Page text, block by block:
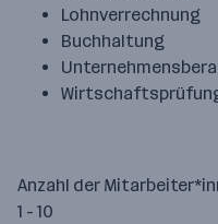
Lohnverrechnung
Buchhaltung
Anzahl der
1 - 10